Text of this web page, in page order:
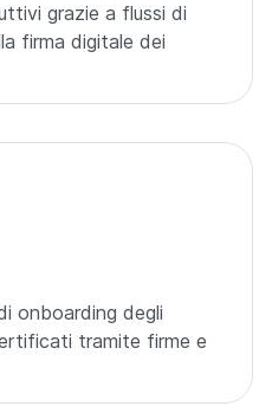
grazie a flussi di
firma digitale dei
onboarding degli
tramite firme e